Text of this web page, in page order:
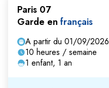
Paris 07
Garde en français
A partir du 01/09/2026
10 heures / semaine
1 enfant, 1 an